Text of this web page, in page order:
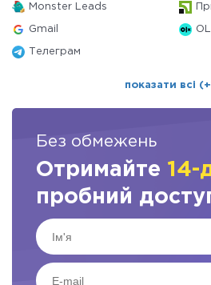
Monster Leads
Gmail
Телеграм
показати всі
Без обмежень
Отримайте 14-
пробний